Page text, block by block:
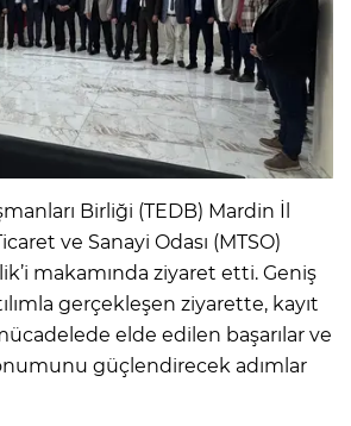
Birliği (TEDB) Mardin İl
ve Sanayi Odası (MTSO)
makamında ziyaret etti. Geniş
gerçekleşen ziyarette, kayıt
elde edilen başarılar ve
güçlendirecek adımlar